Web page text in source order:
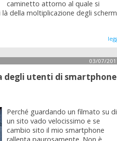
caminetto attorno al quale si
della moltiplicazione degli
03/07/
degli utenti di smartphone
Perché guardando un filmato su di
un sito vado velocissimo e se
cambio sito il mio smartphone